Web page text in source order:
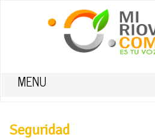
MENU
Seguridad